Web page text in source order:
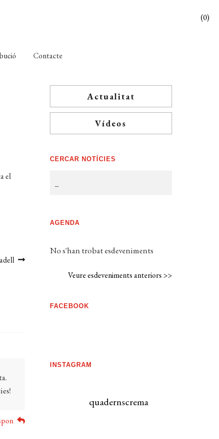
(0)
Contacte
el
Actualitat
Vídeos
CERCAR NOTÍCIES
AGENDA
No s'han trobat esdeveniments
Veure esdeveniments anteriors >>
FACEBOOK
INSTAGRAM
quadernscrema